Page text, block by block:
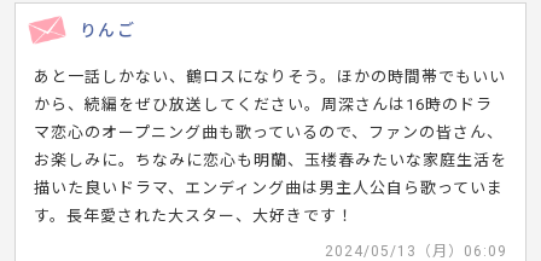
りんご
あと一話しかない、鶴ロスになりそう。ほかの時間帯でもいい
から、続編をぜひ放送してください。周深さんは16時のドラ
マ恋心のオープニング曲も歌っているので、ファンの皆さん、
お楽しみに。ちなみに恋心も明蘭、玉楼春みたいな家庭生活を
描いた良いドラマ、エンディング曲は男主人公自ら歌っていま
す。長年愛された大スター、大好きです！
2024/05/13（月）06:09